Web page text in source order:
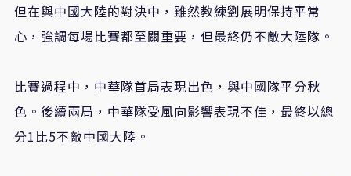
但在與中國大陸的對決中，雖然教練劉展明保持平常
心，強調每場比賽都至關重要，但最終仍不敵大陸隊。
比賽過程中，中華隊首局表現出色，與中國隊平分秋
色。後續兩局，中華隊受風向影響表現不佳，最終以總
分1比5不敵中國大陸。